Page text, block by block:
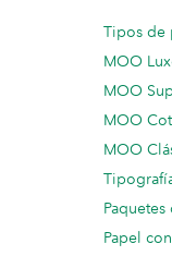
Tipos de
MOO
MOO
MOO
MOO
Papel